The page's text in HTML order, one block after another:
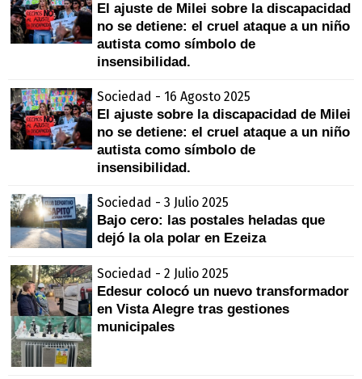
El ajuste de Milei sobre la discapacidad
no se detiene: el cruel ataque a un niño
autista como símbolo de
insensibilidad.
Sociedad - 16 Agosto 2025
El ajuste sobre la discapacidad de Milei
no se detiene: el cruel ataque a un niño
autista como símbolo de
insensibilidad.
Sociedad - 3 Julio 2025
Bajo cero: las postales heladas que
dejó la ola polar en Ezeiza
Sociedad - 2 Julio 2025
Edesur colocó un nuevo transformador
en Vista Alegre tras gestiones
municipales